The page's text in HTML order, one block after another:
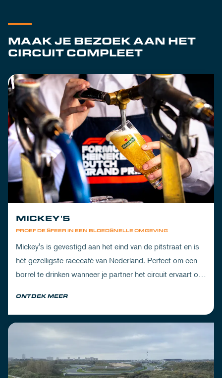
MAAK JE BEZOEK AAN HET
CIRCUIT COMPLEET
PROEF DE SFEER IN EEN BLOEDSNELLE OMGEVING
MICKEY'S
Mickey's is gevestigd aan het eind van de pitstraat en is
hét gezelligste racecafé van Nederland. Perfect om een
borrel te drinken wanneer je partner het circuit ervaart of
ONTDEK MEER